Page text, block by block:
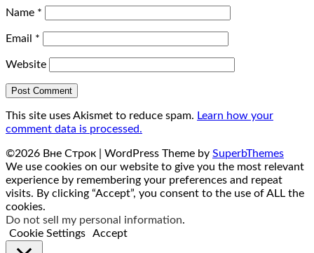
Name *
Email *
Website
This site uses Akismet to reduce spam. Learn how your
comment data is processed.
©2026 Вне Строк | WordPress Theme by SuperbThemes
We use cookies on our website to give you the most relevant
experience by remembering your preferences and repeat
visits. By clicking “Accept”, you consent to the use of ALL the
cookies.
Do not sell my personal information.
Cookie Settings
Accept